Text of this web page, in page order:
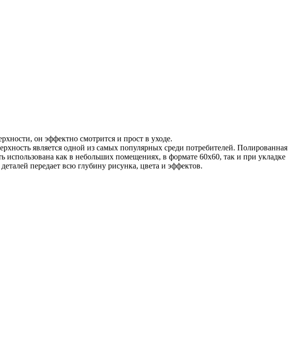
он эффектно смотрится и прост в уходе.
является одной из самых популярных среди потребителей. Полированная
как в небольших помещениях, в формате 60х60, так и при укладке
передает всю глубину рисунка, цвета и эффектов.